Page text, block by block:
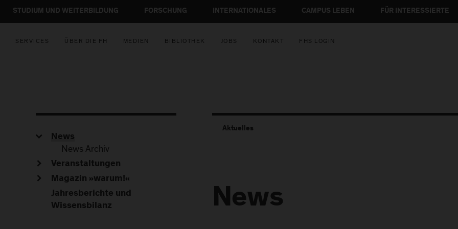
STUDIUM UND WEITERBILDUNG FORSCHUNG INTERNATIONALES CAMPUS LEBEN FÜR INTERESSIERTE
SERVICES ÜBER DIE FH MEDIEN BIBLIOTHEK JOBS KONTAKT FHS LOGIN
Aktuelles
News
News
News Archiv
Veranstaltungen
Magazin »warum!«
Jahresberichte und
Wissensbilanz